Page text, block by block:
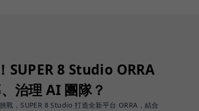
8 Studio ORRA
治理 AI 團隊？
，SUPER 8 Studio 打造全新平台 ORRA，結合